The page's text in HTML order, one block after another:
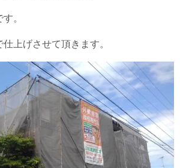
。
上げさせて頂きます。